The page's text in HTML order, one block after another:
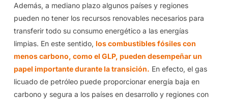
Además, a mediano plazo algunos países y regiones
pueden no tener los recursos renovables necesarios para
transferir todo su consumo energético a las energías
limpias. En este sentido, los combustibles fósiles con
menos carbono, como el GLP, pueden desempeñar un
papel importante durante la transición. En efecto, el gas
licuado de petróleo puede proporcionar energía baja en
carbono y segura a los países en desarrollo y regiones con